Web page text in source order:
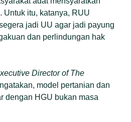
Untuk itu, katanya, RUU
jadi UU agar jadi payung
dan perlindungan hak
Director of The
model pertanian dan
dengan HGU bukan masa